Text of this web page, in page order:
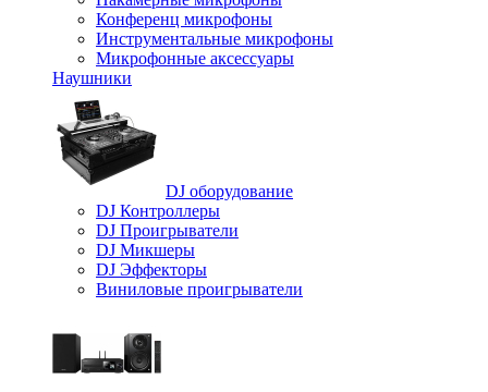
Конференц микрофоны
Инструментальные микрофоны
Микрофонные аксессуары
Наушники
DJ оборудование
DJ Контроллеры
DJ Проигрыватели
DJ Микшеры
DJ Эффекторы
Виниловые проигрыватели